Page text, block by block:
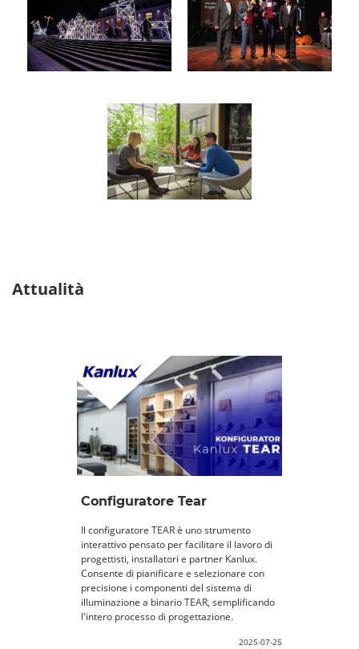
Attualità
Configuratore Tear
Il configuratore TEAR è uno strumento
interattivo pensato per facilitare il lavoro di
progettisti, installatori e partner Kanlux.
Consente di pianificare e selezionare con
precisione i componenti del sistema di
illuminazione a binario TEAR, semplificando
l'intero processo di progettazione.
2025-07-25